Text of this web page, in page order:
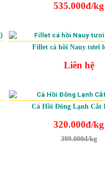
535.000đ/kg
Fillet cá hồi Nauy tươi
Liên hệ
Cá Hồi Đông Lạnh Cắt
320.000đ/kg
399.000đ/kg